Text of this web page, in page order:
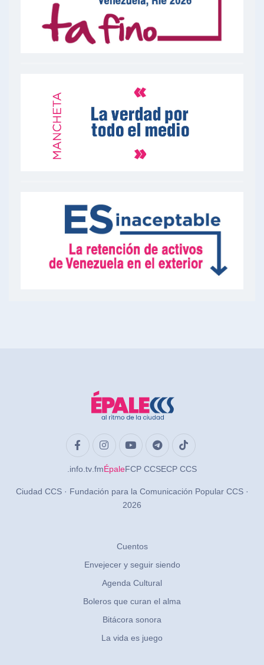
.info .tv .fmÉpaleFCP CCSECP CCS
Ciudad CCS · Fundación para la Comunicación Popular CCS ·
2026
Cuentos
Envejecer y seguir siendo
Agenda Cultural
Boleros que curan el alma
Bitácora sonora
La vida es juego